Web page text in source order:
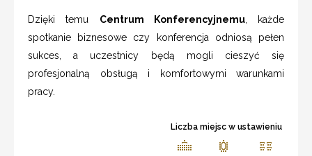
Dzięki temu Centrum Konferencyjnemu, każde
spotkanie biznesowe czy konferencja odniosą pełen
sukces, a uczestnicy będą mogli cieszyć się
profesjonalną obsługą i komfortowymi warunkami
pracy.
Liczba miejsc w ustawieniu